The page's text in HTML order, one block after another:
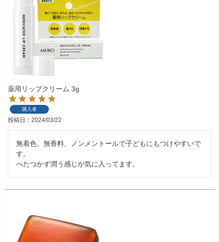
薬用リップクリーム 3g
購入者
投稿日 2024/03/22
無着色、無香料、ノンメントールで子どもにもつけやすいで
す。
べたつかず潤う感じが気に入ってます。